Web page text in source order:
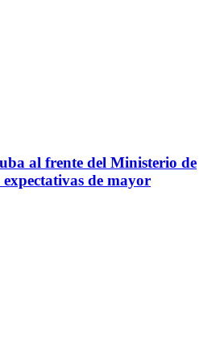
al frente del Ministerio de
de mayor